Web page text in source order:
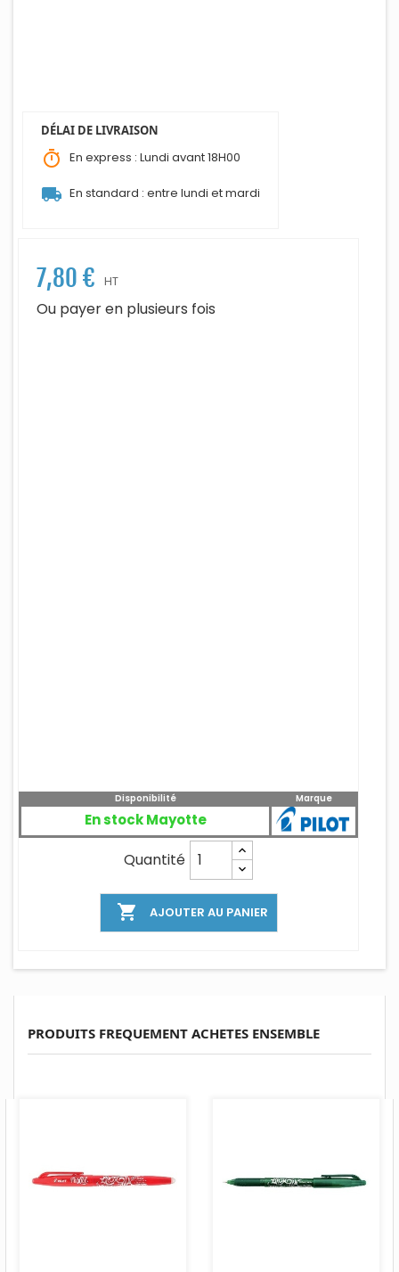
DÉLAI DE LIVRAISON
timer En express : Lundi avant 18H00
local_shipping En standard : entre lundi et mardi
7,80 € HT
Ou payer en plusieurs fois
Disponibilité
En stock Mayotte
Marque
Quantité
 AJOUTER AU PANIER
PRODUITS FREQUEMENT ACHETES ENSEMBLE